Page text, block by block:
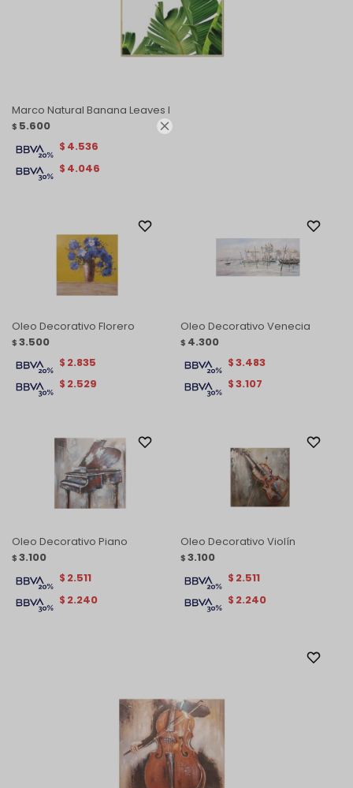

Marco Natural Banana Leaves I
$ 5.600
$ 4.046
$ 4.536
Oleo Decorativo Florero
$ 3.500
$ 2.529
$ 2.835
Oleo Decorativo Venecia
$ 4.300
$3.107
$3.483
Oleo Decorativo Piano
$ 3.100
$ 2.240
$ 2.511
Oleo Decorativo Violín
$ 3.100
$ 2.240
$ 2.511